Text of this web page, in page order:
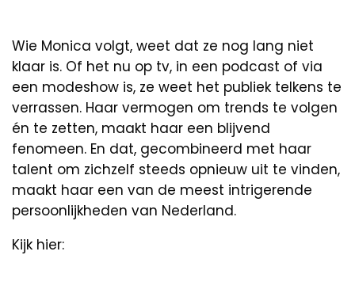
Wie Monica volgt, weet dat ze nog lang niet
klaar is. Of het nu op tv, in een podcast of via
een modeshow is, ze weet het publiek telkens te
verrassen. Haar vermogen om trends te volgen
én te zetten, maakt haar een blijvend
fenomeen. En dat, gecombineerd met haar
talent om zichzelf steeds opnieuw uit te vinden,
maakt haar een van de meest intrigerende
persoonlijkheden van Nederland.
Kijk hier: